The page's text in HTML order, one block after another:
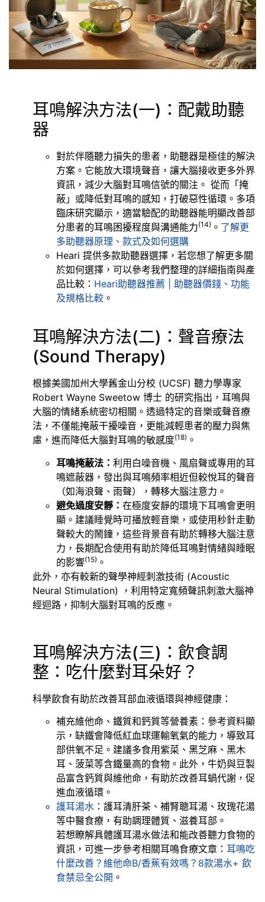
耳鳴解決方法(一)：配戴助聽
器
對於伴隨聽力損失的患者，助聽器是極佳的解決
方案。它能放大環境聲音，讓大腦接收更多外界
資訊，減少大腦對耳鳴信號的關注。 從而「掩
蔽」或降低對耳鳴的感知，打破惡性循環。多項
臨床研究顯示，適當驗配的助聽器能明顯改善部
分患者的耳鳴困擾程度與溝通能力(14) 。 了解更
多助聽器原理、款式及如何選購
Heari 提供多款助聽器選擇，若您想了解更多關
於如何選擇，可以參考我們整理的詳細指南與產
品比較： Heari助聽器推薦 | 助聽器價錢、功能
及規格比較 。
耳鳴解決方法(二)：聲音療法
(Sound Therapy)
根據美國加州大學舊金山分校 (UCSF) 聽力學專家
Robert Wayne Sweetow 博士 的研究指出，耳鳴與
大腦的情緒系統密切相關。透過特定的音樂或聲音療
法，不僅能掩蔽干擾噪音，更能減輕患者的壓力與焦
慮，進而降低大腦對耳鳴的敏感度(18) 。
耳鳴掩蔽法： 利用白噪音機、風扇聲或專用的耳
鳴遮蔽器，發出與耳鳴頻率相近但較悅耳的聲音
（如海浪聲、雨聲），轉移大腦注意力。
避免過度安靜： 在極度安靜的環境下耳鳴會更明
顯。建議睡覺時可播放輕音樂，或使用秒針走動
聲較大的鬧鐘，這些背景音有助於轉移大腦注意
力，長期配合使用有助於降低耳鳴對情緒與睡眠
的影響(15) 。
此外，亦有較新的聲學神經刺激技術 (Acoustic
Neural Stimulation) ，利用特定寬頻聲訊刺激大腦神
經迴路，抑制大腦對耳鳴的反應。
耳鳴解決方法(三)：飲食調
整：吃什麼對耳朵好？
科學飲食有助於改善耳部血液循環與神經健康：
補充維他命、鐵質和鈣質等營養素：參考資料顯
示，缺鐵會降低紅血球運輸氧氣的能力，導致耳
部供氧不足。建議多食用紫菜、黑芝麻、黑木
耳、菠菜等含鐵量高的食物。此外，牛奶與豆製
品富含鈣質與維他命，有助於改善耳蝸代謝，促
進血液循環。
護耳湯水 ：護耳清肝茶、補腎聰耳湯、玫瑰花湯
等中醫食療，有助調理體質、滋養耳部。
若想瞭解具體護耳湯水做法和能改善聽力食物的
資訊，可進一步參考相關耳鳴食療文章： 耳鳴吃
什麼改善？維他命B/香蕉有效嗎？8款湯水+ 飲
食禁忌全公開 。